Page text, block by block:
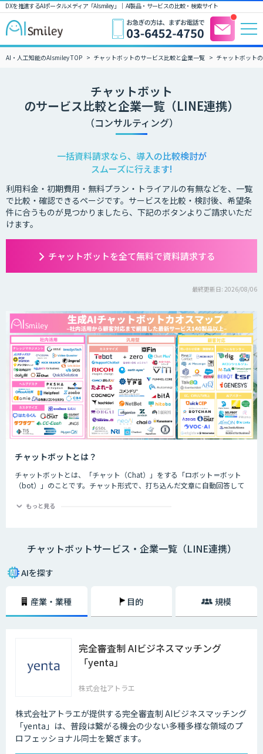
DXを推進するAIポータルメディア「AIsmiley」｜ AI製品・サービスの比較・検索サイト
AI・人工知能のAIsmiley TOP チャットボットのサービス比較と企業一覧 チャットボット
チャットボット
のサービス比較と企業一覧（LINE連携）
（コンサルティング）
一括資料請求なら、導入の比較検討が
スムーズに行えます!
利用料金・初期費用・無料プラン・トライアルの有無などを、一覧
で比較・確認できるページです。サービスを比較・検討後、希望条
件に合うものが見つかりましたら、下記のボタンよりご請求いただ
けます。
チャットボットを全て無料で資料請求する
最終更新日: 2026/08/06
チャットボットとは？
チャットボットとは、「チャット（Chat）」をする「ロボット＝ボット
（bot）」のことです。チャット形式で、打ち込んだ文章に自動回答して
・AI型チャットボットの特徴
「機械学習型」といわれる仕組みを採用したチャットボットで、文章全体
の意味を理解した上で回答を返すことができるという特徴を持っていま
め、その学習を重ねるごとにチャットの回答精度が向上されていくのが大
シナリオ型チャットボットにはAIが搭載されていないため、「Aという単
語が含まれていたらBを返答する」といったルールを人間が事前に設定し
ておかなければなりません。また、AI型のように学習を重ねていくわけで
もないため、不適切な返答が行われてしまう場合には、担当者が自ら修正
企業がチャットボットを導入するメリットは以下3つが挙げられます。
・24時間365日対応できる
もっと見る
チャットボットサービス・企業一覧（LINE連携）
AIを探す
産業・業種 目的 規模
完全審査制 AIビジネスマッチング
「yenta」
株式会社アトラエ
株式会社アトラエが提供する完全審査制 AIビジネスマッチング
「yenta」は、普段は繋がる機会の少ない多種多様な領域のプ
ロフェッショナル同士を繋ぎます。